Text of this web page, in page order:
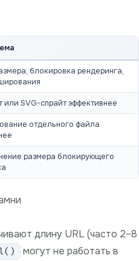
блокировка рендеринга,
или SVG-спрайт эффективнее
отдельного файла
размера блокирующего
длину URL (часто 2–8
могут не работать в